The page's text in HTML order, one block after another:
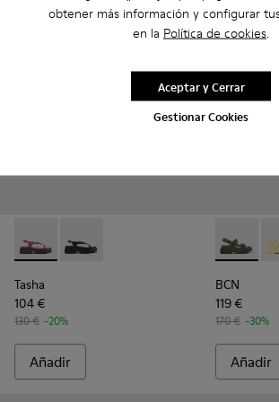
obtener más información y configurar
en la Política de cookies.
Gestionar Cookies
Aceptar y Cerrar
Tasha - K201859-003 - Sandalias de piel
Tasha - K201859-001 - Sandalias
Tasha
104 €
130 € -20%
Añadir
BCN -
BCN
119 €
170 € -30%
Añadir